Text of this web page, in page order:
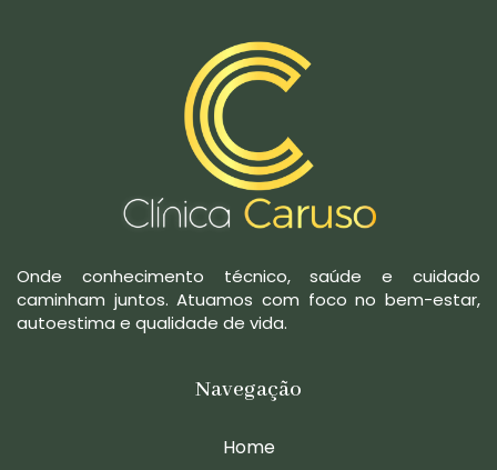
Onde conhecimento técnico, saúde e cuidado
caminham juntos. Atuamos com foco no bem-estar,
autoestima e qualidade de vida.
Navegação
Home